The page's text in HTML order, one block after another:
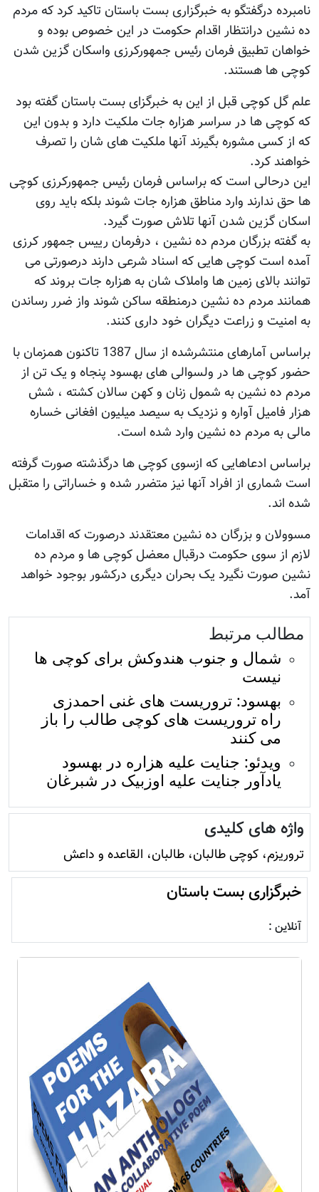
نامبرده درگفتگو به خبرگزاری بست باستان تاکید کرد که مردم
ده نشین درانتظار اقدام حکومت در این خصوص بوده و
خواهان تطبیق فرمان رئیس جمهورکرزی واسکان گزین شدن
کوچی ها هستند.
علم گل کوچی قبل از این به خبرگزای بست باستان گفته بود
که کوچی ها در سراسر هزاره جات ملکیت دارد و بدون این
که از کسی مشوره بگیرند آنها ملکیت های شان را تصرف
خواهند کرد.
این درحالی است که براساس فرمان رئیس جمهورکرزی کوچی
ها حق ندارند وارد مناطق هزاره جات شوند بلکه باید روی
اسکان گزین شدن آنها تلاش صورت گیرد.
به گفته بزرگان مردم ده نشین ، درفرمان رییس جمهور کرزی
آمده است کوچی هایی که اسناد شرعی دارند درصورتی می
توانند بالای زمین ها واملاک شان به هزاره جات بروند که
همانند مردم ده نشین درمنطقه ساکن شوند واز ضرر رساندن
به امنیت و زراعت دیگران خود داری کنند.
براساس آمارهای منتشرشده از سال 1387 تاکنون همزمان با
حضور کوچی ها در ولسوالی های بهسود پنجاه و یک تن از
مردم ده نشین به شمول زنان و کهن سالان کشته ، شش
هزار فامیل آواره و نزدیک به سیصد میلیون افغانی خساره
مالی به مردم ده نشین وارد شده است.
براساس ادعاهایی که ازسوی کوچی ها درگذشته صورت گرفته
است شماری از افراد آنها نیز متضرر شده و خساراتی را متقبل
شده اند.
مسوولان و بزرگان ده نشین معتقدند درصورت که اقدامات
لازم از سوی حکومت درقبال معضل کوچی ها و مردم ده
نشین صورت نگیرد یک بحران دیگری درکشور بوجود خواهد
آمد.
مطالب مرتبط
شمال و جنوب هندوکش برای کوچی ها
نیست
بهسود: تروریست های غنی احمدزی
راه تروریست های کوچی طالب را باز
می کنند
ویدئو: جنایت علیه هزاره در بهسود
یادآور جنایت علیه اوزبیک در شبرغان
واژه های کلیدی
تروريزم، کوچی طالبان، طالبان، القاعده و داعش
خبرگزاری بست باستان
آنلاین :